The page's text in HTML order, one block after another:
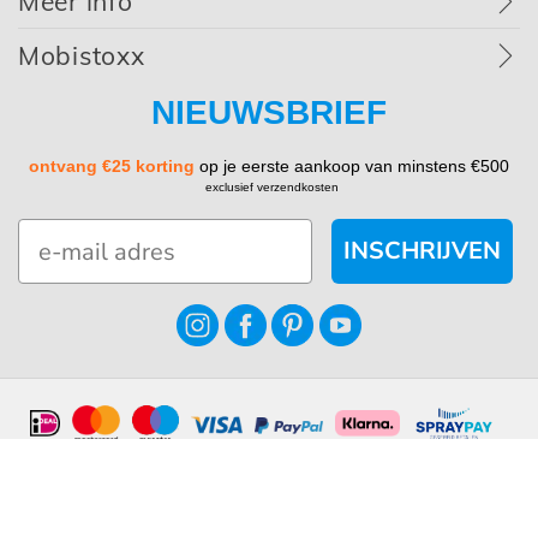
Mobistoxx
NIEUWSBRIEF
ontvang €25 korting op je eerste aankoop van minstens €500
exclusief verzendkosten
INSCHRIJVEN